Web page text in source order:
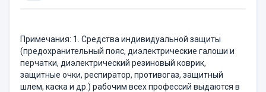
Примечания: 1. Средства индивидуальной защиты
(предохра­нительный пояс, диэлектрические галоши и
перчатки, диэлектрический резиновый коврик,
защитные очки, респиратор, противогаз, защитный
шлем, каска и др.) рабочим всех профессий выдаются в